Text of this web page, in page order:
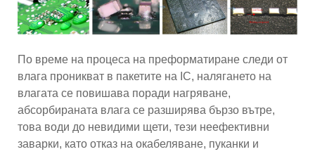
По време на процеса на преформатиране следи от
влага проникват в пакетите на IC, налягането на
влагата се повишава поради нагряване,
абсорбираната влага се разширява бързо вътре,
това води до невидими щети, тези неефективни
заварки, като отказ на окабеляване, пуканки и